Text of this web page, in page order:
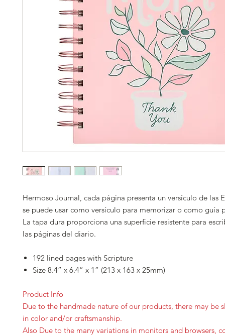
Hermoso Journal, cada página presenta un versículo de las
se puede usar como versículo para memorizar o como guía
La tapa dura proporciona una superficie resistente para
las páginas del diario.
192 lined pages with Scripture
Size 8.4” x 6.4” x 1” (213 x 163 x 25mm)
Product Info
Due to the handmade nature of our products, there may be
in color and/or craftsmanship.
Also Due to the many variations in monitors and browsers,